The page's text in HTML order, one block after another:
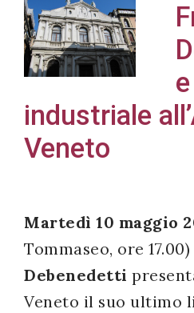
industriale
Veneto
Martedì 10 maggio
Tommaseo, ore 17.00)
Debenedetti
Veneto il suo ultimo
Acconsento
all'uso dei
accordo
con il
decreto
legislativo